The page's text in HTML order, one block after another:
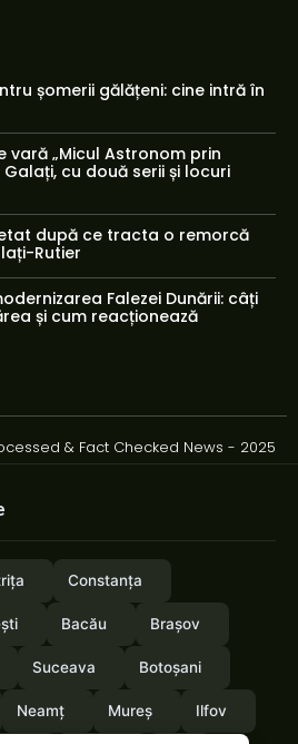
șomerii gălățeni: cine intră în
vară „Micul Astronom prin
cu două serii și locuri
după ce tracta o remorcă
Rutier
Falezei Dunării: câți
și cum reacționează
& Fact Checked News - 2025
Constanța
Bacău Brașov
Suceava Botoșani
Neamț Mureș Ilfov